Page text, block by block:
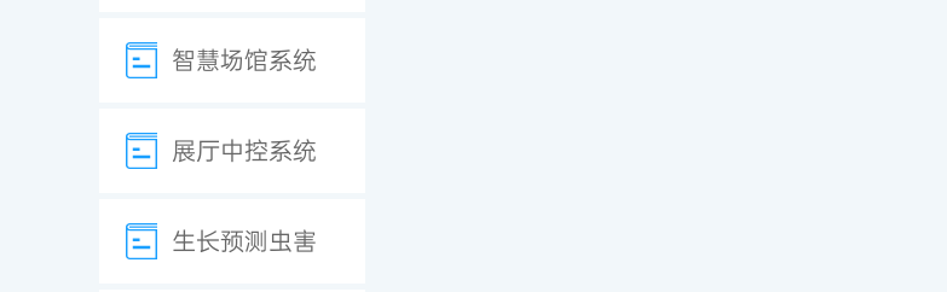
智慧场馆系统
展厅中控系统
生长预测虫害